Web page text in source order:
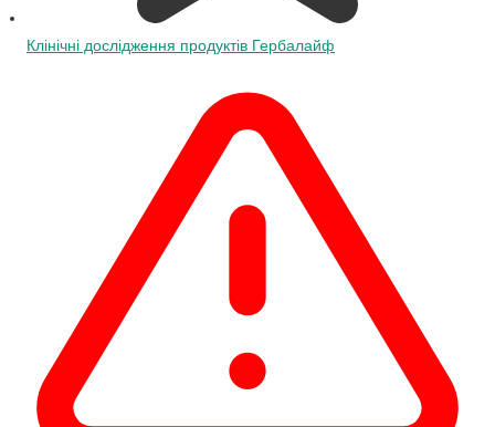
Клінічні дослідження продуктів Гербалайф